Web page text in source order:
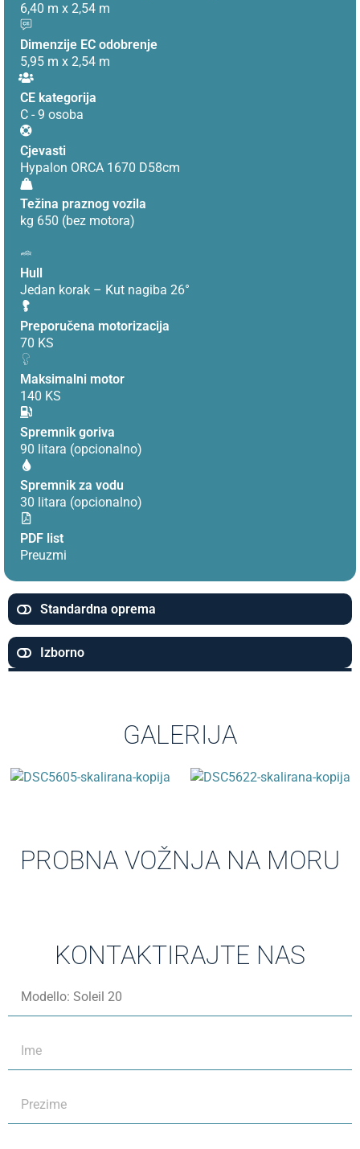
6,40 m x 2,54 m
Dimenzije EC odobrenje
5,95 m x 2,54 m
CE kategorija
C - 9 osoba
Cjevasti
Hypalon ORCA 1670 D58cm
Težina praznog vozila
kg 650 (bez motora)
Hull
Jedan korak – Kut nagiba 26°
Preporučena motorizacija
70 KS
Maksimalni motor
140 KS
Spremnik goriva
90 litara (opcionalno)
Spremnik za vodu
30 litara (opcionalno)
PDF list
Preuzmi
Standardna oprema
Izborno
GALERIJA
PROBNA VOŽNJA NA MORU
KONTAKTIRAJTE NAS